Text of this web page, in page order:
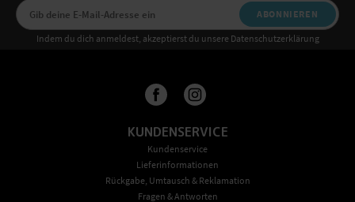
ABONNIEREN
Indem du dich anmeldest, akzeptierst du unsere Datenschutzerklärung
KUNDENSERVICE
Kundenservice
Lieferinformationen
Rückgabe, Umtausch & Reklamation
Fragen & Antworten